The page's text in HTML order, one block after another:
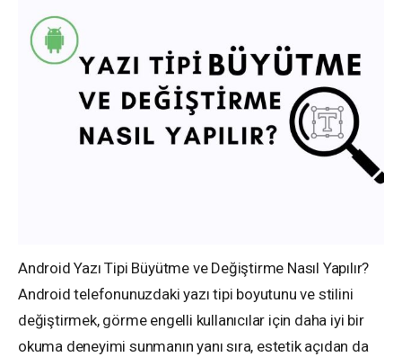
Android Yazı Tipi Büyütme ve Değiştirme Nasıl Yapılır?
Android telefonunuzdaki yazı tipi boyutunu ve stilini
değiştirmek, görme engelli kullanıcılar için daha iyi bir
okuma deneyimi sunmanın yanı sıra, estetik açıdan da